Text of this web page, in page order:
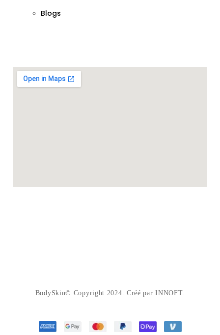
Blogs
BodySkin© Copyright 2024. Créé par INNOFT.